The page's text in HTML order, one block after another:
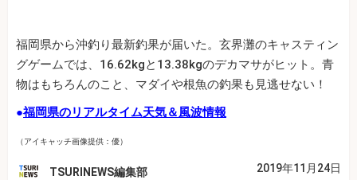
福岡県から沖釣り最新釣果が届いた。玄界灘のキャスティン
グゲームでは、16.62kgと13.38kgのデカマサがヒット。青
物はもちろんのこと、マダイや根魚の釣果も見逃せない！
●福岡県のリアルタイム天気＆風波情報
（アイキャッチ画像提供：優）
TSURINEWS編集部 2019年11月24日